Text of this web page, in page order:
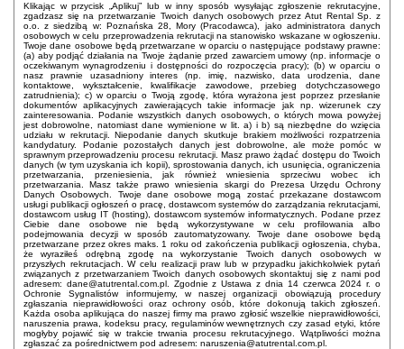
Klikając w przycisk „Aplikuj” lub w inny sposób wysyłając zgłoszenie rekrutacyjne,
zgadzasz się na przetwarzanie Twoich danych osobowych przez Atut Rental Sp. z
o.o. z siedzibą w: Poznańska 28, Mory (Pracodawca), jako administratora danych
osobowych w celu przeprowadzenia rekrutacji na stanowisko wskazane w ogłoszeniu.
Twoje dane osobowe będą przetwarzane w oparciu o następujące podstawy prawne:
(a) aby podjąć działania na Twoje żądanie przed zawarciem umowy (np. informacje o
oczekiwanym wynagrodzeniu i dostępności do rozpoczęcia pracy); (b) w oparciu o
nasz prawnie uzasadniony interes (np. imię, nazwisko, data urodzenia, dane
kontaktowe, wykształcenie, kwalifikacje zawodowe, przebieg dotychczasowego
zatrudnienia); c) w oparciu o Twoją zgodę, która wyrażona jest poprzez przesłanie
dokumentów aplikacyjnych zawierających takie informacje jak np. wizerunek czy
zainteresowania. Podanie wszystkich danych osobowych, o których mowa powyżej
jest dobrowolne, natomiast dane wymienione w lit. a) i b) są niezbędne do wzięcia
udziału w rekrutacji. Niepodanie danych skutkuje brakiem możliwości rozpatrzenia
kandydatury. Podanie pozostałych danych jest dobrowolne, ale może pomóc w
sprawnym przeprowadzeniu procesu rekrutacji. Masz prawo żądać dostępu do Twoich
danych (w tym uzyskania ich kopii), sprostowania danych, ich usunięcia, ograniczenia
przetwarzania, przeniesienia, jak również wniesienia sprzeciwu wobec ich
przetwarzania. Masz także prawo wniesienia skargi do Prezesa Urzędu Ochrony
Danych Osobowych. Twoje dane osobowe mogą zostać przekazane dostawcom
usługi publikacji ogłoszeń o pracę, dostawcom systemów do zarządzania rekrutacjami,
dostawcom usług IT (hosting), dostawcom systemów informatycznych. Podane przez
Ciebie dane osobowe nie będą wykorzystywane w celu profilowania albo
podejmowania decyzji w sposób zautomatyzowany. Twoje dane osobowe będą
przetwarzane przez okres maks. 1 roku od zakończenia publikacji ogłoszenia, chyba,
że wyraziłeś odrębną zgodę na wykorzystanie Twoich danych osobowych w
przyszłych rekrutacjach. W celu realizacji praw lub w przypadku jakichkolwiek pytań
związanych z przetwarzaniem Twoich danych osobowych skontaktuj się z nami pod
adresem: dane@atutrental.com.pl. Zgodnie z Ustawa z dnia 14 czerwca 2024 r. o
Ochronie Sygnalistów informujemy, w naszej organizacji obowiązują procedury
zgłaszania nieprawidłowości oraz ochrony osób, które dokonują takich zgłoszeń.
Każda osoba aplikująca do naszej firmy ma prawo zgłosić wszelkie nieprawidłowości,
naruszenia prawa, kodeksu pracy, regulaminów wewnętrznych czy zasad etyki, które
mogłyby pojawić się w trakcie trwania procesu rekrutacyjnego. Wątpliwości można
zgłaszać za pośrednictwem pod adresem: naruszenia@atutrental.com.pl.